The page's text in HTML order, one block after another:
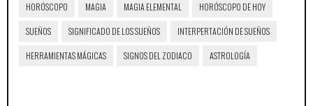
HORÓSCOPO MAGIA MAGIA ELEMENTAL HORÓSCOPO DE HOY
SUEÑOS SIGNIFICADO DE LOS SUEÑOS INTERPERTACIÓN DE SUEÑOS
HERRAMIENTAS MÁGICAS SIGNOS DEL ZODIACO ASTROLOGÍA